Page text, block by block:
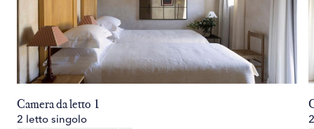
Camera da letto 1
2 letto singolo